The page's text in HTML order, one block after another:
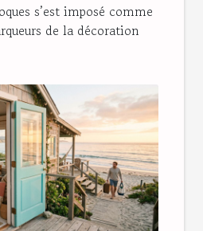
s’est imposé comme
de la décoration